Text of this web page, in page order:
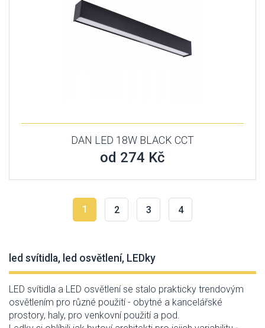
DAN LED 18W BLACK CCT
od 274 Kč
1 2 3 4
led svítidla, led osvětlení, LEDky
LED svítidla a LED osvětlení se stalo prakticky trendovým
osvětlením pro různé použití - obytné a kancelářské
prostory, haly, pro venkovní použití a pod.